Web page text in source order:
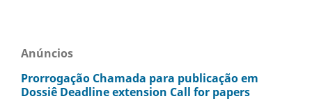
Anúncios
Prorrogação Chamada para publicação em
Dossiê Deadline extension Call for papers